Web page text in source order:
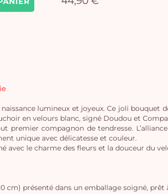
lumineux et joyeux. Ce joli bouquet
en velours blanc, signé Doudou et
premier compagnon de tendresse.
unique avec délicatesse et couleur.
avec le charme des fleurs et la douceur du
cm) présenté dans un emballage soigné, prêt